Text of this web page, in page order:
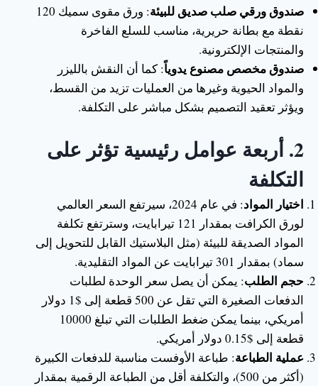
صندوق ورقي صلب صديق للبيئة
: ورق مقوى سميك 120
نقطة مع بطانة حريرية، مناسب للسلع الفاخرة
والمنتجات الإلكترونية.
صندوق مخصص مصنوع يدوياً: كما أن النقش بالليزر
والمواد الحيوية وغيرها من العمليات تزيد من القسط،
ويؤثر تعقيد التصميم بشكل مباشر على التكلفة.
2. أربعة عوامل رئيسية تؤثر على
التكلفة
اختيار المواد
: في عام 2024، سيرتفع السعر العالمي
لورق الكرافت بمقدار 121 تيرابايت، وسترتفع تكلفة
المواد الصديقة للبيئة (مثل البلاستيك القابل للتحويل إلى
سماد) بمقدار 301 تيرابايت عن المواد التقليدية.
حجم الطلب: يمكن أن يصل سعر الوحدة لطلبات
الدفعات الصغيرة التي تقل عن 500 قطعة إلى $1 دولار
أمريكي، بينما يمكن ضغط الطلبات التي تبلغ 10000
قطعة إلى $0.15 دولار أمريكي.
عملية الطباعة: طباعة الأوفست مناسبة للدفعات الكبيرة
(أكثر من 500)، والتكلفة أقل من الطباعة الرقمية بمقدار